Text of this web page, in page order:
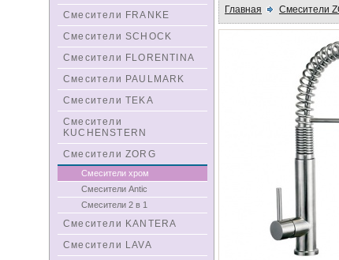
Главная
Смесители
Смесители FRANKE
Смесители SCHOCK
Смесители FLORENTINA
Смесители PAULMARK
Смесители TEKA
Смесители
KUCHENSTERN
Смесители ZORG
Смесители хром
Смесители Antic
Смесители 2 в 1
Смесители KANTERA
Смесители LAVA